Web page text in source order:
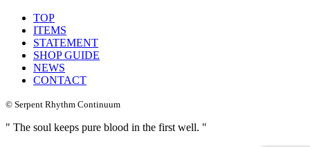
TOP
ITEMS
STATEMENT
SHOP GUIDE
NEWS
CONTACT
© Serpent Rhythm Continuum
" The soul keeps pure blood in the first well. "